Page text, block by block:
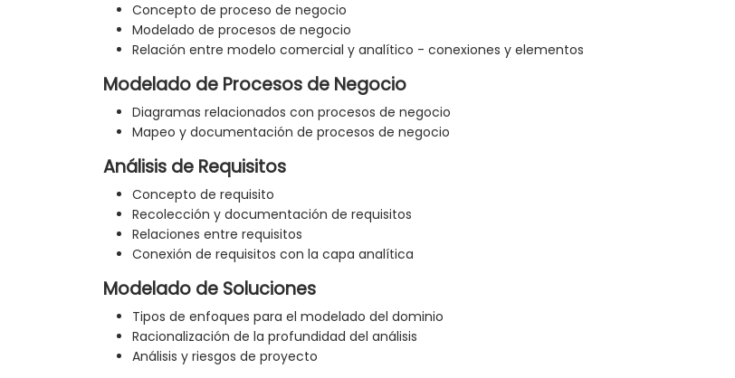
Concepto de proceso de negocio
Modelado de procesos de negocio
Relación entre modelo comercial y analítico - conexiones y elementos
Modelado de Procesos de Negocio
Diagramas relacionados con procesos de negocio
Mapeo y documentación de procesos de negocio
Análisis de Requisitos
Concepto de requisito
Recolección y documentación de requisitos
Relaciones entre requisitos
Conexión de requisitos con la capa analítica
Modelado de Soluciones
Tipos de enfoques para el modelado del dominio
Racionalización de la profundidad del análisis
Análisis y riesgos de proyecto